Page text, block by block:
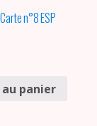
n°8 ESP
panier